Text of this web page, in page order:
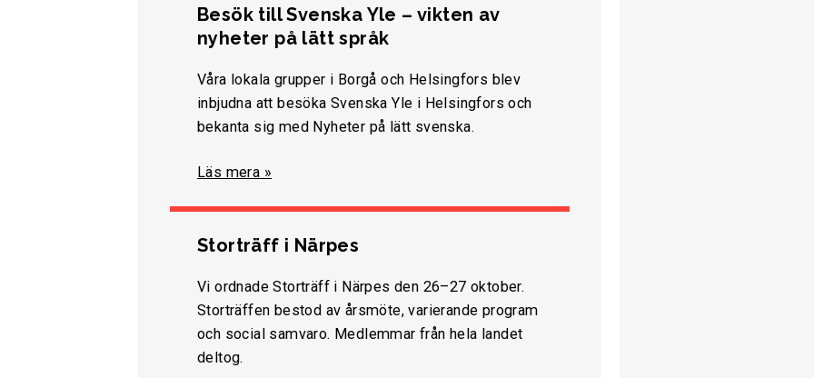
Besök till Svenska Yle – vikten av
nyheter på lätt språk
Våra lokala grupper i Borgå och Helsingfors blev
inbjudna att besöka Svenska Yle i Helsingfors och
bekanta sig med Nyheter på lätt svenska.
Läs mera »
Storträff i Närpes
Vi ordnade Storträff i Närpes den 26–27 oktober.
Storträffen bestod av årsmöte, varierande program
och social samvaro. Medlemmar från hela landet
deltog.